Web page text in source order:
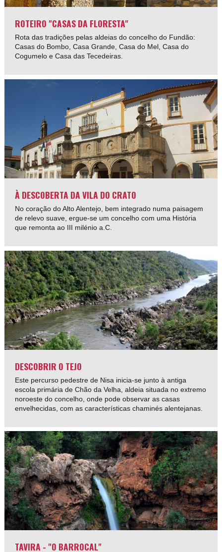
ROTEIRO "CASAS DA FLORESTA"
Rota das tradições pelas aldeias do concelho do Fundão:
Casas do Bombo, Casa Grande, Casa do Mel, Casa do
Cogumelo e Casa das Tecedeiras.
À DESCOBERTA DA VILA DO CRATO
No coração do Alto Alentejo, bem integrado numa paisagem
de relevo suave, ergue-se um concelho com uma História
que remonta ao III milénio a.C.
DESCOBRIR O TEJO
Este percurso pedestre de Nisa inicia-se junto à antiga
escola primária de Chão da Velha, aldeia situada no extremo
noroeste do concelho, onde pode observar as casas
envelhecidas, com as características chaminés alentejanas.
TAVIRA - "O BARROCAL"